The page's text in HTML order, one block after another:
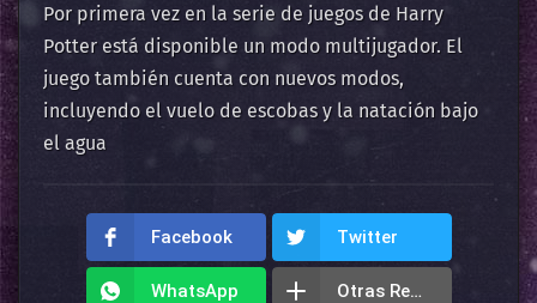
Por primera vez en la serie de juegos de Harry
Potter está disponible un modo multijugador. El
juego también cuenta con nuevos modos,
incluyendo el vuelo de escobas y la natación bajo
el agua
Facebook Twitter
WhatsApp Otras Redes